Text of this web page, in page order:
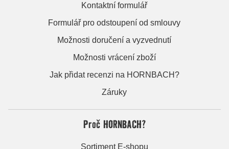
Kontaktní formulář
Formulář pro odstoupení od smlouvy
Možnosti doručení a vyzvednutí
Možnosti vrácení zboží
Jak přidat recenzi na HORNBACH?
Záruky
Proč HORNBACH?
Sortiment E-shopu